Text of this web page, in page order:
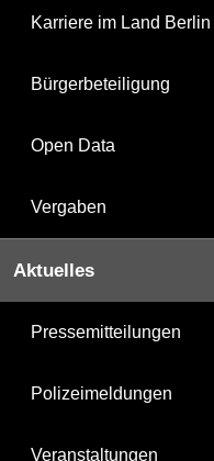
Karriere im Land Berlin
Bürgerbeteiligung
Open Data
Vergaben
Aktuelles
Pressemitteilungen
Polizeimeldungen
Veranstaltungen